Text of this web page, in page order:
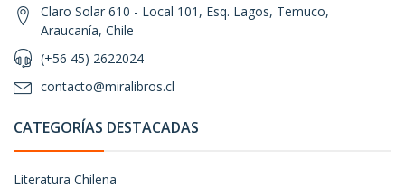
Claro Solar 610 - Local 101, Esq. Lagos, Temuco,
Araucanía, Chile
(+56 45) 2622024
contacto@miralibros.cl
CATEGORÍAS DESTACADAS
Literatura Chilena